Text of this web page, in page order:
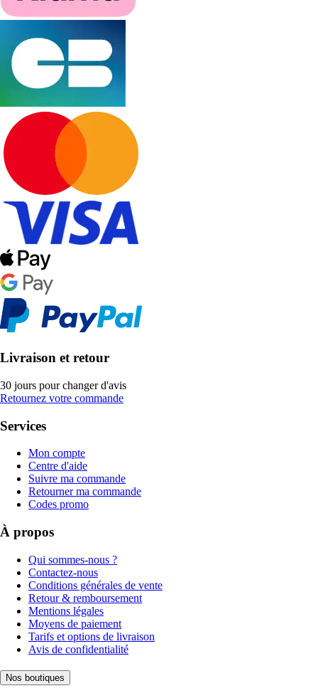
Livraison et retour
30 jours pour changer d'avis
Retournez votre commande
Services
Mon compte
Centre d'aide
Suivre ma commande
Retourner ma commande
Codes promo
À propos
Qui sommes-nous ?
Contactez-nous
Conditions générales de vente
Retour & remboursement
Mentions légales
Moyens de paiement
Tarifs et options de livraison
Avis de confidentialité
Nos boutiques